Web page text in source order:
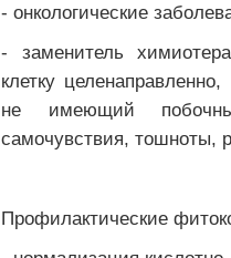
- онкологические
- заменитель
клетку
не имеющий
самочувствия, тошноты,
Профилактические